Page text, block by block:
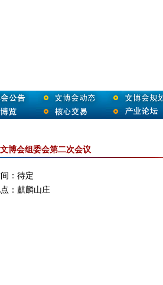
博会组委会第二次会议
：待定
：麒麟山庄